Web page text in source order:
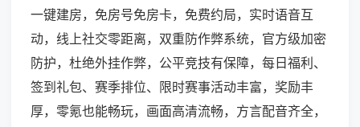
一键建房，免房号免房卡，免费约局，实时语音互
动，线上社交零距离，双重防作弊系统，官方级加密
防护，杜绝外挂作弊，公平竞技有保障，每日福利、
签到礼包、赛季排位、限时赛事活动丰富，奖励丰
厚，零氪也能畅玩，画面高清流畅，方言配音齐全，